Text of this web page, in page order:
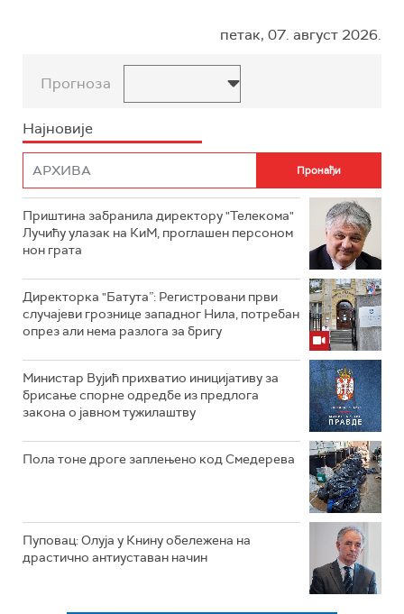
петак, 07. август 2026.
Прогноза
Најновије
Приштина забранила директору "Телекома"
Лучићу улазак на КиМ, проглашен персоном
нон грата
Директорка "Батута”: Регистровани први
случајеви грознице западног Нила, потребан
опрез али нема разлога за бригу
Министар Вујић прихватио иницијативу за
брисање спорне одредбе из предлога
закона o јавном тужилаштву
Пола тоне дроге заплењено код Смедерева
Пуповац: Олуја у Книну обележена на
драстично антиуставан начин